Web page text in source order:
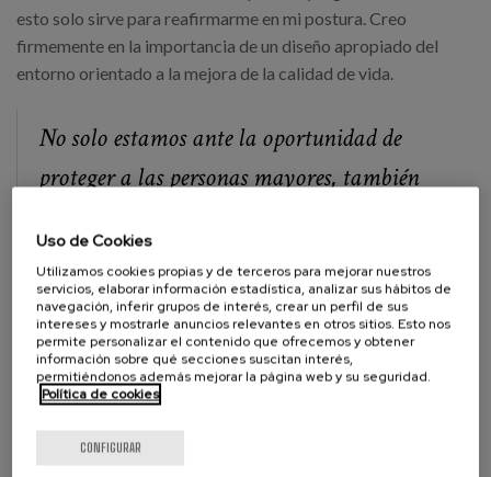
esto solo sirve para reafirmarme en mi postura. Creo
firmemente en la importancia de un diseño apropiado del
entorno orientado a la mejora de la calidad de vida.
No solo estamos ante la oportunidad de
proteger a las personas mayores, también
apostar por un cambio en el modelo de
alojamiento, un cambio que proteja a las
personas mayores, sí, pero que además
mejore su calidad de vida. Si la calidad de
vida es alta, el final de vida es digno.
Uso de Cookies
Utilizamos cookies propias y de terceros para mejorar nuestros
servicios, elaborar información estadística, analizar sus hábitos de
navegación, inferir grupos de interés, crear un perfil de sus
intereses y mostrarle anuncios relevantes en otros sitios. Esto nos
permite personalizar el contenido que ofrecemos y obtener
información sobre qué secciones suscitan interés,
permitiéndonos además mejorar la página web y su seguridad.
Política de cookies
CONFIGURAR